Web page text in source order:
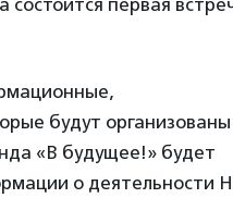
состоится первая
будут организованы
«В будущее!» будет
о деятельности